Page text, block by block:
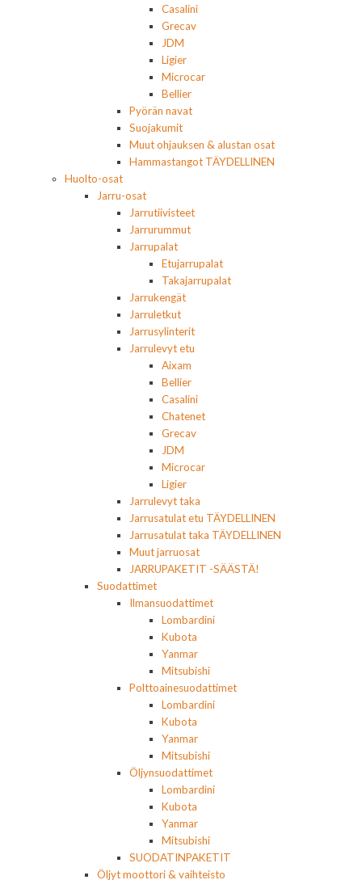
Casalini
Grecav
JDM
Ligier
Microcar
Bellier
Pyörän navat
Suojakumit
Muut ohjauksen & alustan osat
Hammastangot TÄYDELLINEN
Huolto-osat
Jarru-osat
Jarrutiivisteet
Jarrurummut
Jarrupalat
Etujarrupalat
Takajarrupalat
Jarrukengät
Jarruletkut
Jarrusylinterit
Jarrulevyt etu
Aixam
Bellier
Casalini
Chatenet
Grecav
JDM
Microcar
Ligier
Jarrulevyt taka
Jarrusatulat etu TÄYDELLINEN
Jarrusatulat taka TÄYDELLINEN
Muut jarruosat
JARRUPAKETIT -SÄÄSTÄ!
Suodattimet
Ilmansuodattimet
Lombardini
Kubota
Yanmar
Mitsubishi
Polttoainesuodattimet
Lombardini
Kubota
Yanmar
Mitsubishi
Öljynsuodattimet
Lombardini
Kubota
Yanmar
Mitsubishi
SUODATINPAKETIT
Öljyt moottori & vaihteisto